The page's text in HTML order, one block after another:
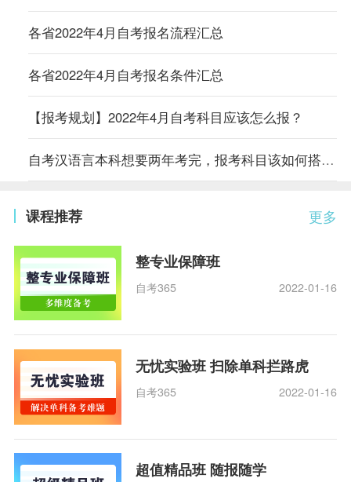
各省2022年4月自考报名流程汇总
各省2022年4月自考报名条件汇总
【报考规划】2022年4月自考科目应该怎么报？
自考汉语言本科想要两年考完，报考科目该如何搭配？
更多
课程推荐
整专业保障班
自考365 2022-01-16
无忧实验班 扫除单科拦路虎
自考365 2022-01-16
超值精品班 随报随学